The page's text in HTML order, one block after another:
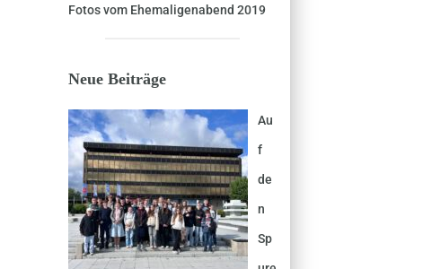
Fotos vom Ehemaligenabend 2019
Neue Beiträge
Au
f
de
n
Sp